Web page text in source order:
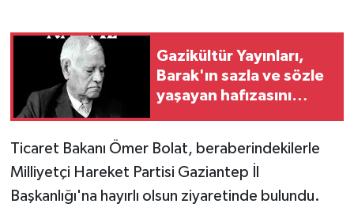
Gazikültür Yayınları,
Barak'ın sazla ve sözle
yaşayan hafızasını
Ticaret Bakanı Ömer Bolat, beraberindekilerle
Milliyetçi Hareket Partisi Gaziantep İl
Başkanlığı'na hayırlı olsun ziyaretinde bulundu.
Gayrimenkul
GENEL
Güvenlik
HABERDE İNSAN